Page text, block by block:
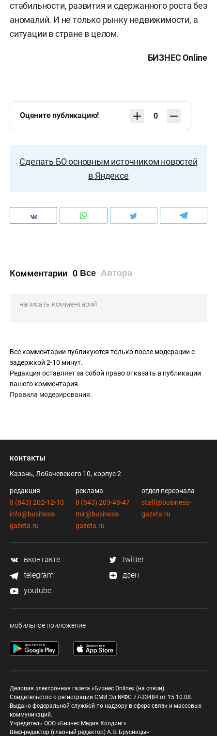
стабильности, развития и сдержанного роста без
аномалий. И не только рынку недвижимости, а
ситуации в стране в целом.
БИЗНЕС Online
Оцените публикацию! 0
Сделать БО основным источником новостей
в Яндексе
Комментарии 0 Все Автора
Все комментарии публикуются только после модерации с
задержкой 2-10 минут.
Редакция оставляет за собой право отказать в публикации
вашего комментария.
Правила модерирования.
контакты
Казань, Лобачевского 10, корпус 2
редакция
8 (843) 202-12-10
info@business-
gazeta.ru
реклама
8 (843) 203-48-47
mir@business-
gazeta.ru
отдел персонала
staff@business-
gazeta.ru
вконтакте
twitter
telegram
дзен
youtube
мобильное приложение
Деловая электронная газета «Бизнес Online» (на связи).
Свидетельство о регистрации СМИ Эл №ФС 77-33484 от 15.10.08.
Выдано федеральной службой по надзору в сфере связи и массовых
коммуникаций.
Учредитель ООО «Бизнес Медия Холдинг»
Шеф-редактор (главный редактор) А.В. Брусницын